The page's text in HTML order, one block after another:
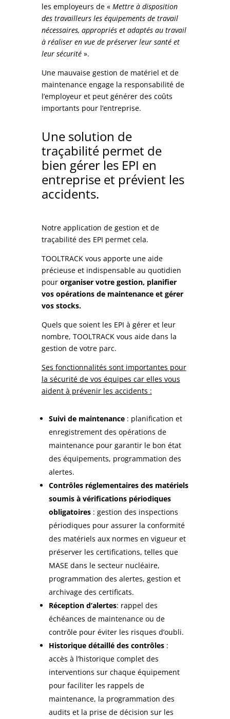
les employeurs de « Mettre à disposition
des travailleurs les équipements de travail
nécessaires, appropriés et adaptés au travail
à réaliser en vue de préserver leur santé et
leur sécurité».
Une mauvaise gestion de matériel et de
maintenance engage la responsabilité de
l’employeur et peut générer des coûts
importants pour l’entreprise.
Une solution de
traçabilité permet de
bien gérer les EPI en
entreprise et prévient les
accidents.
Notre application de gestion et de
traçabilité des EPI permet cela.
TOOLTRACK vous apporte une aide
précieuse et indispensable au quotidien
pour organiser votre gestion, planifier
vos opérations de maintenance et gérer
vos stocks.
Quels que soient les EPI à gérer et leur
nombre, TOOLTRACK vous aide dans la
gestion de votre parc.
Ses fonctionnalités sont importantes pour
la sécurité de vos équipes car elles vous
aident à prévenir les accidents :
Suivi de maintenance: planification et
enregistrement des opérations de
maintenance pour garantir le bon état
des équipements, programmation des
alertes.
Contrôles réglementaires des matériels
soumis à vérifications périodiques
obligatoires: gestion des inspections
périodiques pour assurer la conformité
des matériels aux normes en vigueur et
préserver les certifications, telles que
MASE dans le secteur nucléaire,
programmation des alertes, gestion et
archivage des certificats.
Réception d’alertes: rappel des
échéances de maintenance ou de
contrôle pour éviter les risques d’oubli.
Historique détaillé des contrôles:
accès à l’historique complet des
interventions sur chaque équipement
pour faciliter les rappels de
maintenance, la programmation des
audits et la prise de décision sur les